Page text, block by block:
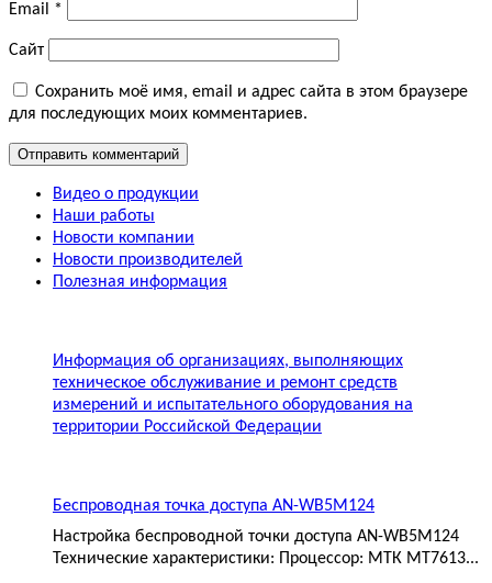
Email *
Сайт
Сохранить моё имя, email и адрес сайта в этом браузере
для последующих моих комментариев.
Видео о продукции
Наши работы
Новости компании
Новости производителей
Полезная информация
Информация об организациях, выполняющих
техническое обслуживание и ремонт средств
измерений и испытательного оборудования на
территории Российской Федерации
Беспроводная точка доступа AN-WB5M124
Настройка беспроводной точки доступа AN-WB5M124
Технические характеристики: Процессор: МТК MT7613...